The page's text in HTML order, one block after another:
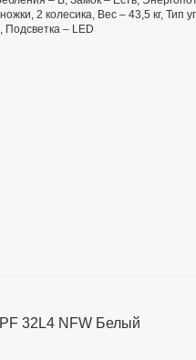
2 колесика, Вес – 43,5 кг,
– LED
32L4 NFW Белый